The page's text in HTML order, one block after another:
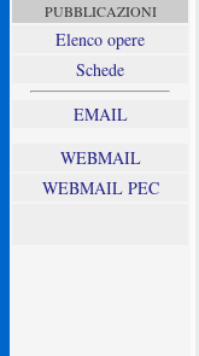
PUBBLICAZIONI
Elenco opere
Schede
EMAIL
WEBMAIL
WEBMAIL PEC